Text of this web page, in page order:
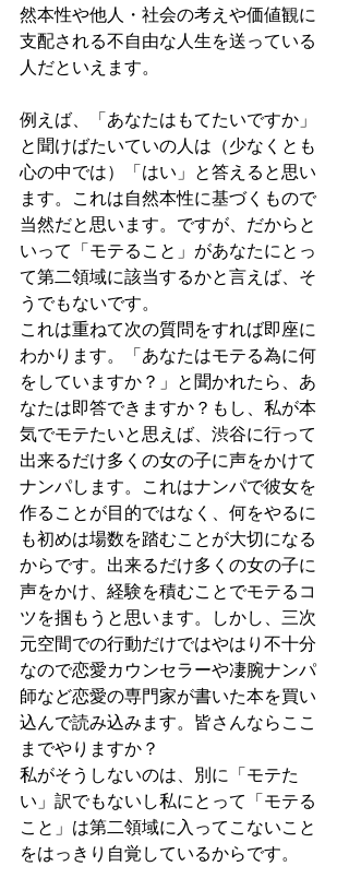
然本性や他人・社会の考えや価値観に
支配される不自由な人生を送っている
人だといえます。
例えば、「あなたはもてたいですか」
と聞けばたいていの人は（少なくとも
心の中では）「はい」と答えると思い
ます。これは自然本性に基づくもので
当然だと思います。ですが、だからと
いって「モテること」があなたにとっ
て第二領域に該当するかと言えば、そ
うでもないです。
これは重ねて次の質問をすれば即座に
わかります。「あなたはモテる為に何
をしていますか？」と聞かれたら、あ
なたは即答できますか？もし、私が本
気でモテたいと思えば、渋谷に行って
出来るだけ多くの女の子に声をかけて
ナンパします。これはナンパで彼女を
作ることが目的ではなく、何をやるに
も初めは場数を踏むことが大切になる
からです。出来るだけ多くの女の子に
声をかけ、経験を積むことでモテるコ
ツを掴もうと思います。しかし、三次
元空間での行動だけではやはり不十分
なので恋愛カウンセラーや凄腕ナンパ
師など恋愛の専門家が書いた本を買い
込んで読み込みます。皆さんならここ
までやりますか？
私がそうしないのは、別に「モテた
い」訳でもないし私にとって「モテる
こと」は第二領域に入ってこないこと
をはっきり自覚しているからです。